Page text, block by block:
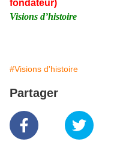
fondateur)
Visions d’histoire
#Visions d'histoire
Partager